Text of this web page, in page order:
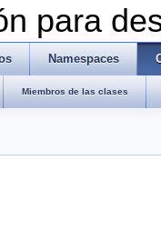
para
Namespaces
Miembros de las clases